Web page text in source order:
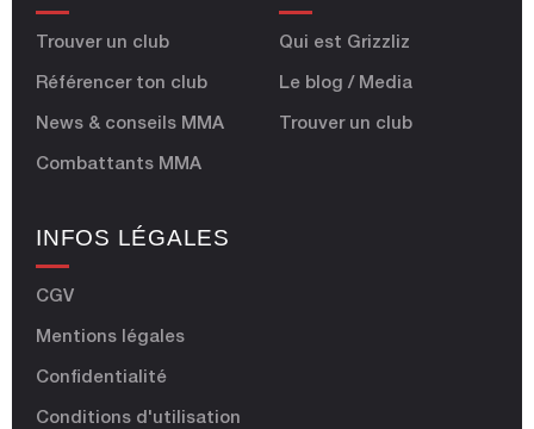
Trouver un club
Référencer ton club
News & conseils MMA
Combattants MMA
Qui est Grizzliz
Le blog / Media
Trouver un club
INFOS LÉGALES
CGV
Mentions légales
Confidentialité
Conditions d'utilisation